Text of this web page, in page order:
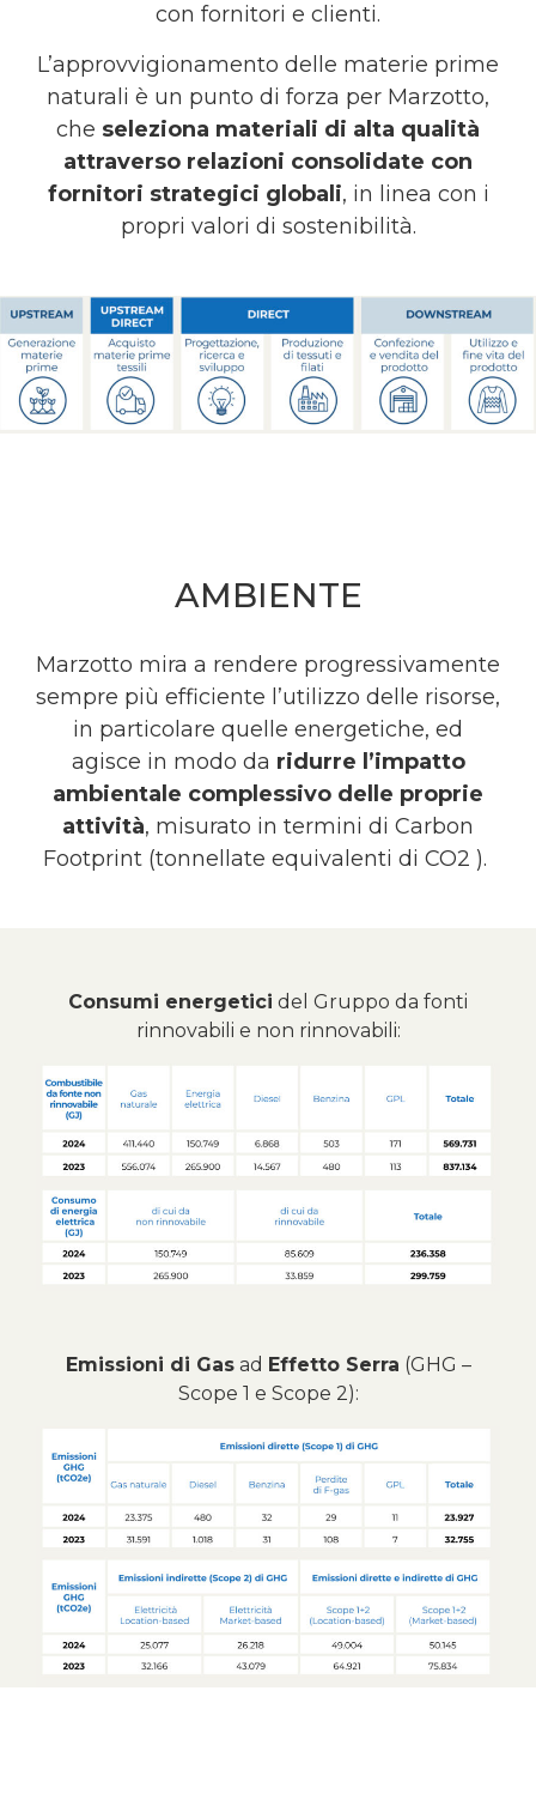
con fornitori e clienti.
L’approvvigionamento delle materie prime
naturali è un punto di forza per Marzotto,
che seleziona materiali di alta qualità
attraverso relazioni consolidate con
fornitori strategici globali, in linea con i
propri valori di sostenibilità.
AMBIENTE
Marzotto mira a rendere progressivamente
sempre più efficiente l’utilizzo delle risorse,
in particolare quelle energetiche, ed
agisce in modo da ridurre l’impatto
ambientale complessivo delle proprie
attività, misurato in termini di Carbon
Footprint (tonnellate equivalenti di CO2 ).
Consumi energetici del Gruppo da fonti
rinnovabili e non rinnovabili:
Emissioni di Gasad Effetto Serra (GHG –
Scope 1 e Scope 2):